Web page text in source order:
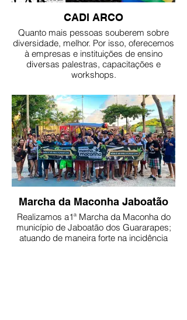
CADI ARCO
Quanto mais pessoas souberem sobre
diversidade, melhor. Por isso, oferecemos
à empresas e instituições de ensino
diversas palestras, capacitações e
workshops.
Marcha da Maconha Jaboatão
Realizamos a1ª Marcha da Maconha do
município de Jaboatão dos Guararapes;
atuando de maneira forte na incidência